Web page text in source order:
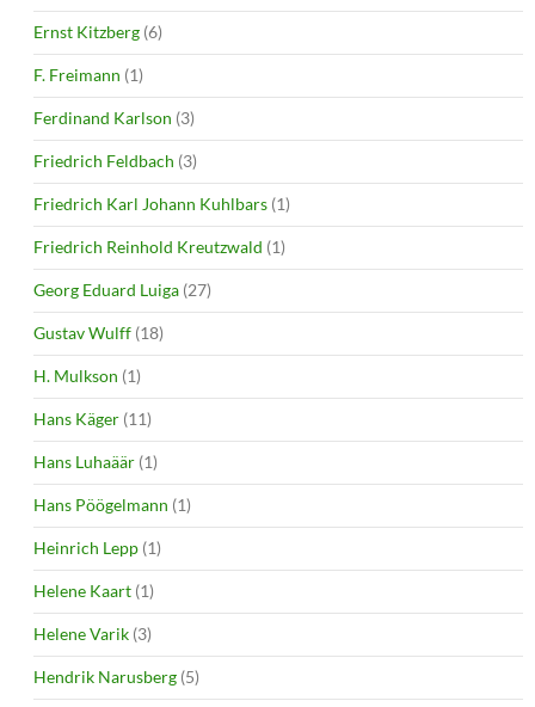
Ernst Kitzberg (6)
F. Freimann (1)
Ferdinand Karlson (3)
Friedrich Feldbach (3)
Friedrich Karl Johann Kuhlbars (1)
Friedrich Reinhold Kreutzwald (1)
Georg Eduard Luiga (27)
Gustav Wulff (18)
H. Mulkson (1)
Hans Käger (11)
Hans Luhaäär (1)
Hans Pöögelmann (1)
Heinrich Lepp (1)
Helene Kaart (1)
Helene Varik (3)
Hendrik Narusberg (5)